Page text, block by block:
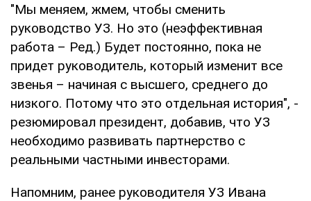
"Мы меняем, жмем, чтобы сменить
руководство УЗ. Но это (неэффективная
работа – Ред.) Будет постоянно, пока не
придет руководитель, который изменит все
звенья – начиная с высшего, среднего до
низкого. Потому что это отдельная история", -
резюмировал президент, добавив, что УЗ
необходимо развивать партнерство с
реальными частными инвесторами.
Напомним, ранее руководителя УЗ Ивана